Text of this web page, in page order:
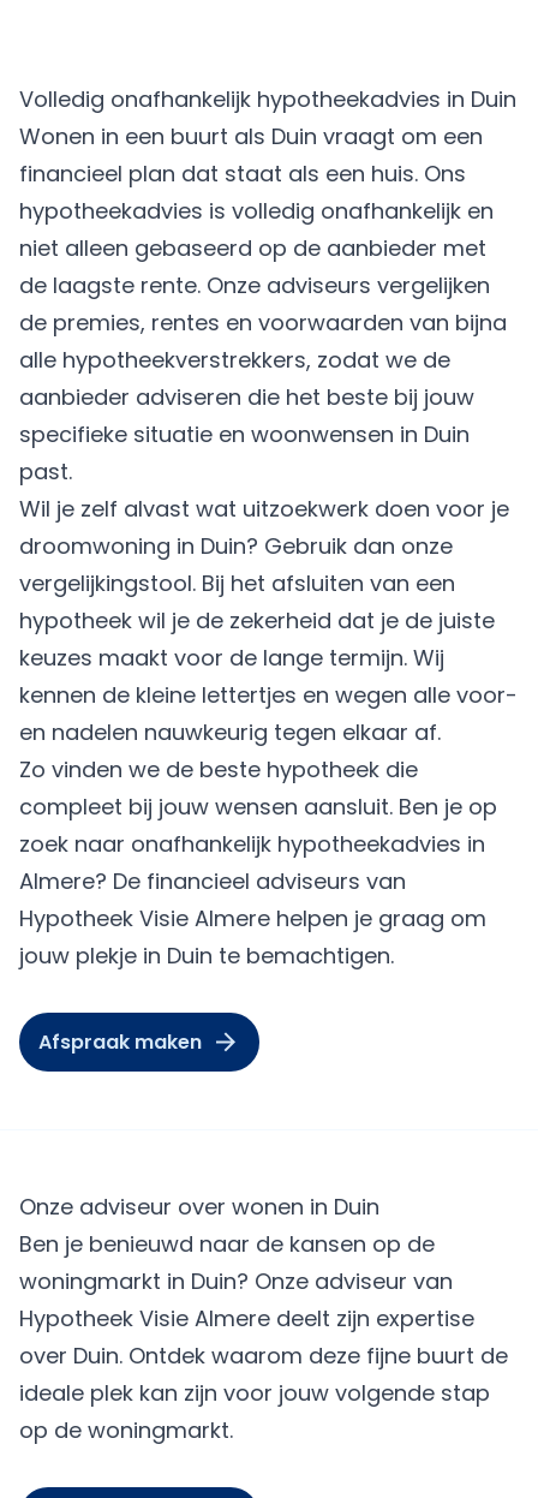
Volledig onafhankelijk hypotheekadvies in Duin
Wonen in een buurt als Duin vraagt om een
financieel plan dat staat als een huis. Ons
hypotheekadvies is volledig onafhankelijk en
niet alleen gebaseerd op de aanbieder met
de laagste rente. Onze adviseurs vergelijken
de premies, rentes en voorwaarden van bijna
alle hypotheekverstrekkers, zodat we de
aanbieder adviseren die het beste bij jouw
specifieke situatie en woonwensen in Duin
past.
Wil je zelf alvast wat uitzoekwerk doen voor je
droomwoning in Duin? Gebruik dan onze
vergelijkingstool. Bij het afsluiten van een
hypotheek wil je de zekerheid dat je de juiste
keuzes maakt voor de lange termijn. Wij
kennen de kleine lettertjes en wegen alle voor-
en nadelen nauwkeurig tegen elkaar af.
Zo vinden we de beste hypotheek die
compleet bij jouw wensen aansluit. Ben je op
zoek naar onafhankelijk hypotheekadvies in
Almere? De financieel adviseurs van
Hypotheek Visie Almere helpen je graag om
jouw plekje in Duin te bemachtigen.
Afspraak maken
Onze adviseur over wonen in Duin
Ben je benieuwd naar de kansen op de
woningmarkt in Duin? Onze adviseur van
Hypotheek Visie Almere deelt zijn expertise
over Duin. Ontdek waarom deze fijne buurt de
ideale plek kan zijn voor jouw volgende stap
op de woningmarkt.